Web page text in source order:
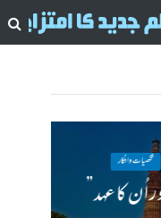
شخصیات وافکار
اُن کا عہد”